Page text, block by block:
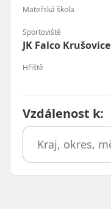
Mateřská škola
Sportoviště
JK Falco Krušovice
Hřiště
Vzdálenost k: